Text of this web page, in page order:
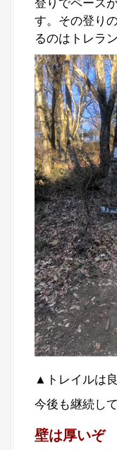
す。その登り
るのはトレラ
▲トレイルは
今後も継続し
壁は厚いぞ